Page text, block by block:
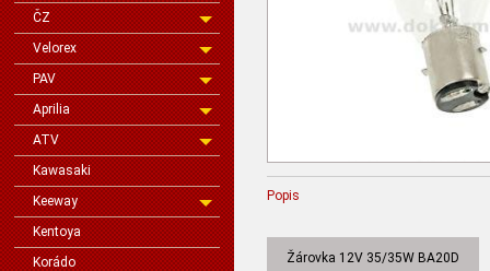
ČZ
Velorex
PAV
Aprilia
ATV
Kawasaki
Keeway
Kentoya
Korádo
Popis
Žárovka 12V 35/35W BA20D